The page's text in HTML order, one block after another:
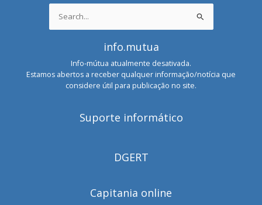
Search
for:
info.mutua
Info-mútua atualmente desativada.
Estamos abertos a receber qualquer informação/notícia que
considere útil para publicação no site.
Suporte informático
DGERT
Capitania online